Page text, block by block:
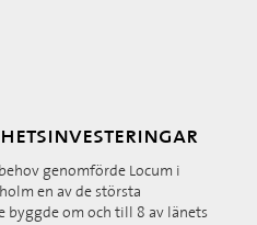
genomförde Locum i
en av de största
byggde om och till 8 av länets